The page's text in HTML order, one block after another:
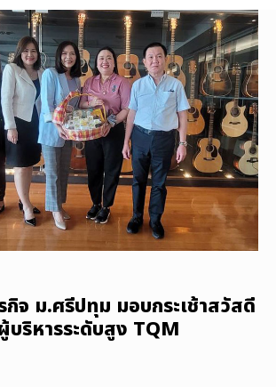
จ ม.ศรีปทุม มอบกระเช้าสวัสดี
ริหารระดับสูง TQM